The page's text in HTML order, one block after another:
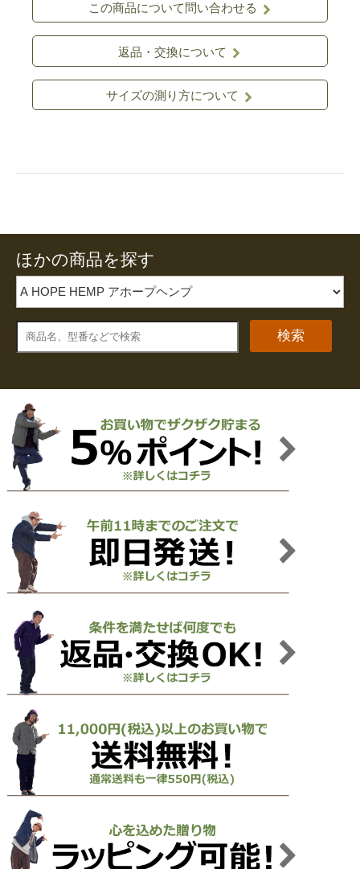
この商品について問い合わせる
返品・交換について
サイズの測り方について
ほかの商品を探す
検索